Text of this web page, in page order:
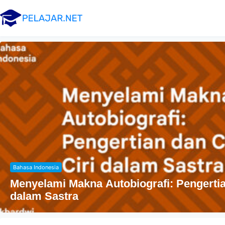
Agama
Penyebaran Agama Islam Di Indonesia